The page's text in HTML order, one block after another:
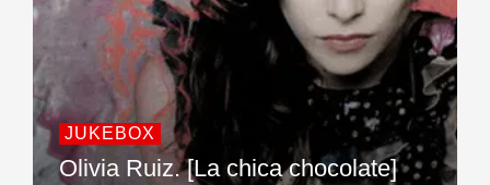
JUKEBOX
Olivia Ruiz. [La chica chocolate]